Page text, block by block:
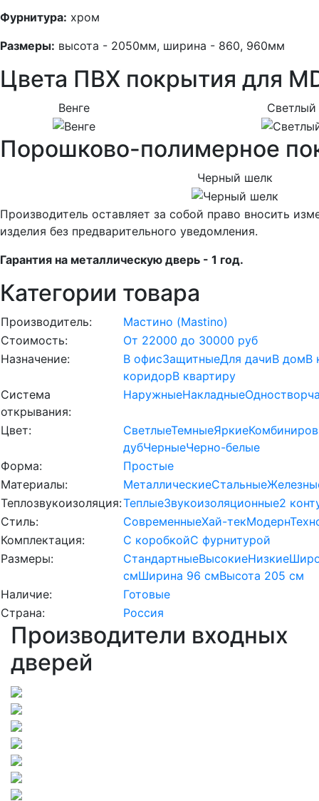
Фурнитура: хром
Размеры: высота - 2050мм, ширина - 860, 960мм
Цвета ПВХ покрытия для
Венге Светлый
Порошково-полимерное
Черный шелк
Производитель оставляет за собой право вносить
изделия без предварительного уведомления.
Гарантия на металлическую дверь - 1 год.
Категории товара
Производитель:
Мастино (Mastino)
Стоимость:
От 22000 до 30000 руб
Назначение:
В офисЗащитныеДля дачиВ домВ
коридорВ квартиру
Система
открывания:
НаружныеНакладные
Цвет: СветлыеТемныеЯркие
дубЧерныеЧерно-белые
Форма:
Простые
Материалы:
МеталлическиеСтальные
Теплозвукоизоляция:ТеплыеЗвукоизоляционные2
Стиль:
СовременныеХай-текМодерн
Комплектация:
С коробкойС фурнитурой
Размеры:
СтандартныеВысокиеНизкие
смШирина 96 смВысота 205 см
Наличие:
Готовые
Страна:
Россия
Производители входных
дверей